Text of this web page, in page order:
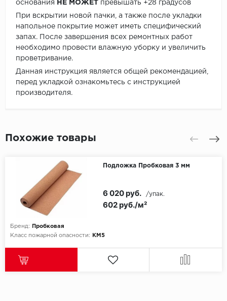
основания
НЕ МОЖЕТ превышать +28 градусов
При вскрытии новой пачки, а также после укладки
напольное покрытие может иметь специфический
запах. После завершения всех ремонтных работ
необходимо провести влажную уборку и увеличить
проветривание.
Данная инструкция является общей рекомендацией,
перед укладкой ознакомьтесь с инструкцией
производителя.
Похожие товары
Подложка Пробковая 3 мм
Бренд:
Пробковая
Класс пожарной опасности:
КМ5
602 руб./м²
6 020 руб. /упак.